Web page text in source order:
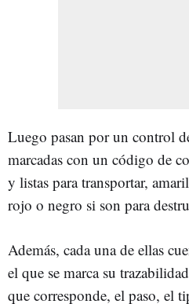
Luego pasan por un control
marcadas con un código de
y listas para transportar,
rojo o negro si son para
Además, cada una de ellas
el que se marca su
que corresponde, el paso, el